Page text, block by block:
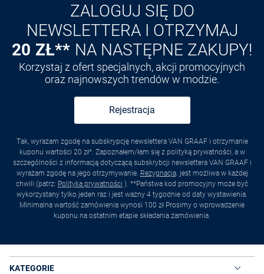
ZALOGUJ SIĘ DO
NEWSLETTERA I OTRZYMAJ
20 ZŁ** NA NASTĘPNE ZAKUPY!
Korzystaj z ofert specjalnych, akcji promocyjnych
oraz najnowszych trendów w modzie.
Rejestracja
Tak, wyrażam zgodę na subskrypcję newslettera VAN GRAAF i otrzymanie
kuponu wartości 20 zł*. Zapoznałem/łam się z polityką prywatności, a w
szczególności z informacją dotyczącą subskrybcji newslettera VAN GRAAF i
wyrażam zgodę na jego otrzymywanie. Rezygnacja. jest możliwa w każdej
chwili (patrz: Polityka prywatności ). **Państwa kod promocyjny może być
wykorzystany tylko jeden raz i jest ważny 4 tygodnie od daty wystawienia.
Minimalna wartość zamówienia wynosi 100 zł Prosimy o wprowadzenie
kuponu na ostatnim etapie składania zamówienia.
KATEGORIE